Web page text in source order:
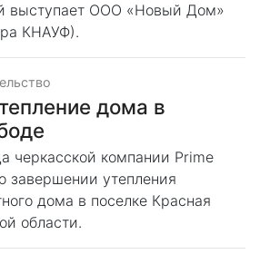
выступает ООО «Новый Дом»
КНАУФ).
дома в
черкасской компании Prime
завершении утепления
дома в поселке Красная
области.